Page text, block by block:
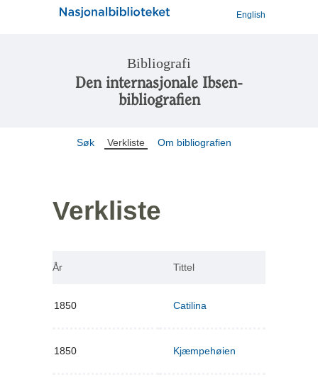
English
Bibliografi
Den internasjonale Ibsen-
bibliografien
Søk Verkliste Om bibliografien
Verkliste
År Tittel
1850 Catilina
1850 Kjæmpehøien